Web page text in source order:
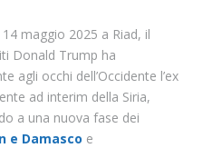
maggio 2025 a Riad, il
Donald Trump ha
agli occhi dell’Occidente l’ex
ad interim della Siria,
a una nuova fase dei
e Damasco e